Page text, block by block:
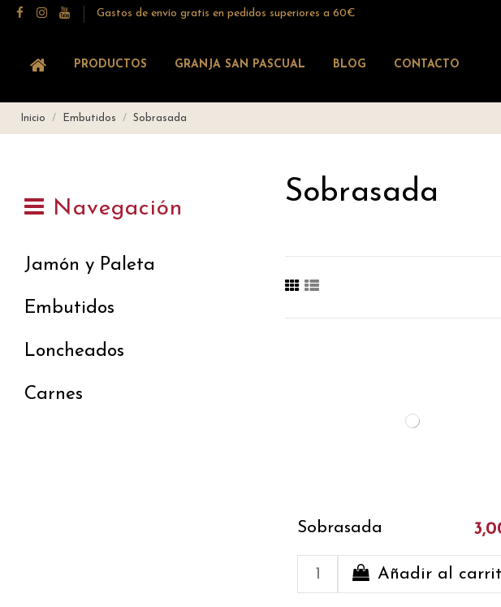
Gastos de envío gratis en pedidos superiores a 60€
PRODUCTOS GRANJA SAN PASCUAL BLOG CONTACTO
Inicio Embutidos Sobrasada
Sobrasada
Sobrasada
Añadir al
Navegación
Jamón y Paleta
Embutidos
Loncheados
Carnes